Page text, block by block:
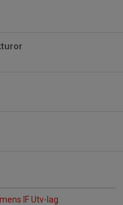
IF Utv-lag